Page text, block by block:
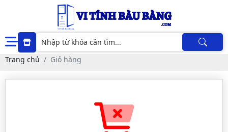
Trang chủ Giỏ hàng